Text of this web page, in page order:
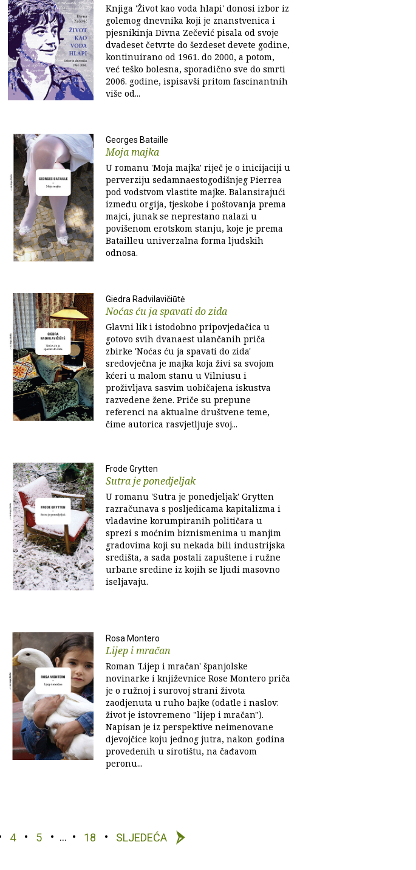
Knjiga 'Život kao voda hlapi' donosi izbor iz
golemog dnevnika koji je znanstvenica i
pjesnikinja Divna Zečević pisala od svoje
dvadeset četvrte do šezdeset devete godine,
kontinuirano od 1961. do 2000, a potom,
već teško bolesna, sporadično sve do smrti
2006. godine, ispisavši pritom fascinantnih
više od...
Georges Bataille
Moja majka
U romanu 'Moja majka' riječ je o inicijaciji u
perverziju sedamnaestogodišnjeg Pierrea
pod vodstvom vlastite majke. Balansirajući
između orgija, tjeskobe i poštovanja prema
majci, junak se neprestano nalazi u
povišenom erotskom stanju, koje je prema
Batailleu univerzalna forma ljudskih
odnosa.
Giedra Radvilavičiūtė
Noćas ću ja spavati do zida
Glavni lik i istodobno pripovjedačica u
gotovo svih dvanaest ulančanih priča
zbirke 'Noćas ću ja spavati do zida'
sredovječna je majka koja živi sa svojom
kćeri u malom stanu u Vilniusu i
proživljava sasvim uobičajena iskustva
razvedene žene. Priče su prepune
referenci na aktualne društvene teme,
čime autorica rasvjetljuje svoj...
Frode Grytten
Sutra je ponedjeljak
U romanu 'Sutra je ponedjeljak' Grytten
razračunava s posljedicama kapitalizma i
vladavine korumpiranih političara u
sprezi s moćnim biznismenima u manjim
gradovima koji su nekada bili industrijska
središta, a sada postali zapuštene i ružne
urbane sredine iz kojih se ljudi masovno
iseljavaju.
Rosa Montero
Lijep i mračan
Roman 'Lijep i mračan' španjolske
novinarke i književnice Rose Montero priča
je o ružnoj i surovoj strani života
zaodjenuta u ruho bajke (odatle i naslov:
život je istovremeno "lijep i mračan").
Napisan je iz perspektive neimenovane
djevojčice koju jednog jutra, nakon godina
provedenih u sirotištu, na čađavom
peronu...
4 5 … 18 SLJEDEĆA